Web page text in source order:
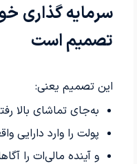
سرمایه گذاری
تصمیم است
این تصمیم یعنی:
به‌جای تماشای بالا
پولت را وارد دارایی
و آینده مالی‌ات را